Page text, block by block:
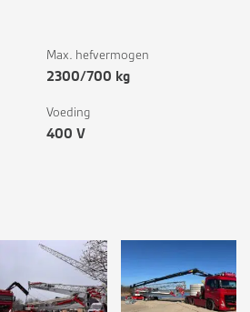
Max. hefvermogen
2300/700 kg
Voeding
400 V